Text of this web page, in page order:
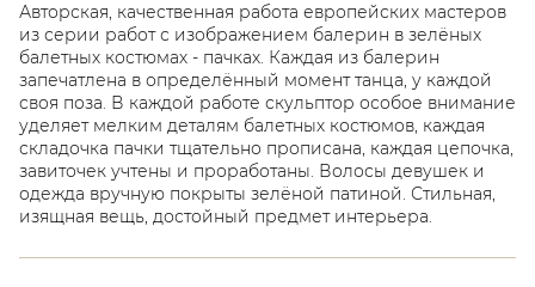
Авторская, качественная работа европейских мастеров
из серии работ с изображением балерин в зелёных
балетных костюмах - пачках. Каждая из балерин
запечатлена в определённый момент танца, у каждой
своя поза. В каждой работе скульптор особое внимание
уделяет мелким деталям балетных костюмов, каждая
складочка пачки тщательно прописана, каждая цепочка,
завиточек учтены и проработаны. Волосы девушек и
одежда вручную покрыты зелёной патиной. Стильная,
изящная вещь, достойный предмет интерьера.